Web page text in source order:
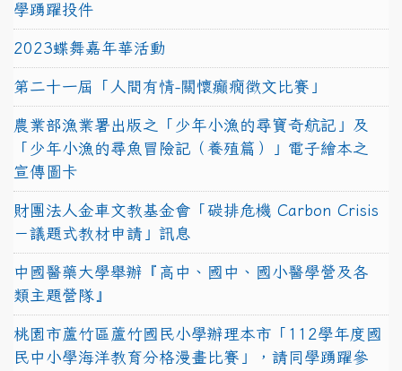
學踴躍投件
2023蝶舞嘉年華活動
第二十一屆「人間有情-關懷癲癇徵文比賽」
農業部漁業署出版之「少年小漁的尋寶奇航記」及
「少年小漁的尋魚冒險記（養殖篇）」電子繪本之
宣傳圖卡
財團法人金車文教基金會「碳排危機 Carbon Crisis
－議題式教材申請」訊息
中國醫藥大學舉辦『高中、國中、國小醫學營及各
類主題營隊』
桃園市蘆竹區蘆竹國民小學辦理本市「112學年度國
民中小學海洋教育分格漫畫比賽」，請同學踴躍參